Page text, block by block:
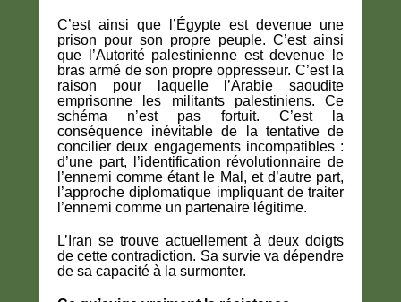
C’est ainsi que l’Égypte est devenue une
prison pour son propre peuple. C’est ainsi
que l’Autorité palestinienne est devenue le
bras armé de son propre oppresseur. C’est la
raison pour laquelle l’Arabie saoudite
emprisonne les militants palestiniens. Ce
schéma n’est pas fortuit. C’est la
conséquence inévitable de la tentative de
concilier deux engagements incompatibles :
d’une part, l’identification révolutionnaire de
l’ennemi comme étant le Mal, et d’autre part,
l’approche diplomatique impliquant de traiter
l’ennemi comme un partenaire légitime.
L’Iran se trouve actuellement à deux doigts
de cette contradiction. Sa survie va dépendre
de sa capacité à la surmonter.